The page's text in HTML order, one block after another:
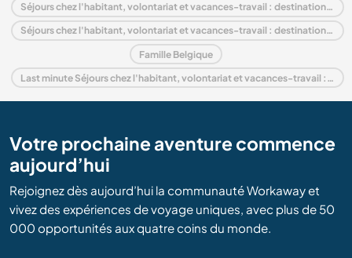
Séjours chez l'habitant, volontariat et vacances-travail : destination Belgique
Séjours chez l'habitant, volontariat et vacances-travail : destination Europe
Famille Belgique
Last minute Séjours chez l'habitant, volontariat et vacances-travail : destination Belgique
Votre prochaine aventure commence
aujourd’hui
Rejoignez dès aujourd’hui la communauté Workaway et
vivez des expériences de voyage uniques, avec plus de 50
000 opportunités aux quatre coins du monde.